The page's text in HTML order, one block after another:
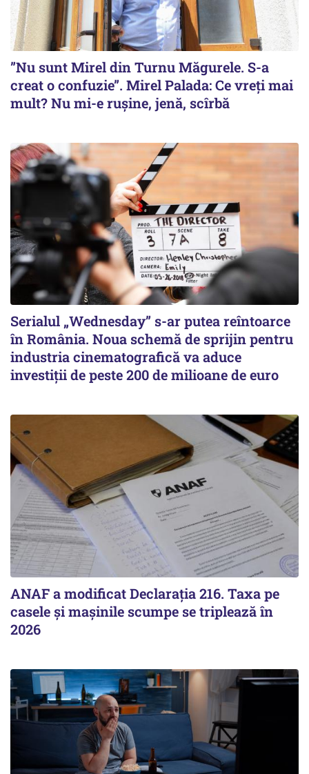
”Nu sunt Mirel din Turnu Măgurele. S-a
creat o confuzie”. Mirel Palada: Ce vreți mai
mult? Nu mi-e rușine, jenă, scîrbă
Serialul „Wednesday” s-ar putea reîntoarce
în România. Noua schemă de sprijin pentru
industria cinematografică va aduce
investiții de peste 200 de milioane de euro
ANAF a modificat Declarația 216. Taxa pe
casele și mașinile scumpe se triplează în
2026